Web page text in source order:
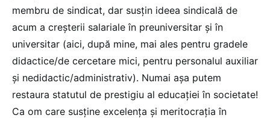
membru de sindicat, dar susțin ideea sindicală de
acum a creșterii salariale în preuniversitar și în
universitar (aici, după mine, mai ales pentru gradele
didactice/de cercetare mici, pentru personalul auxiliar
și nedidactic/administrativ). Numai așa putem
restaura statutul de prestigiu al educației în societate!
Ca om care susține excelența și meritocrația în